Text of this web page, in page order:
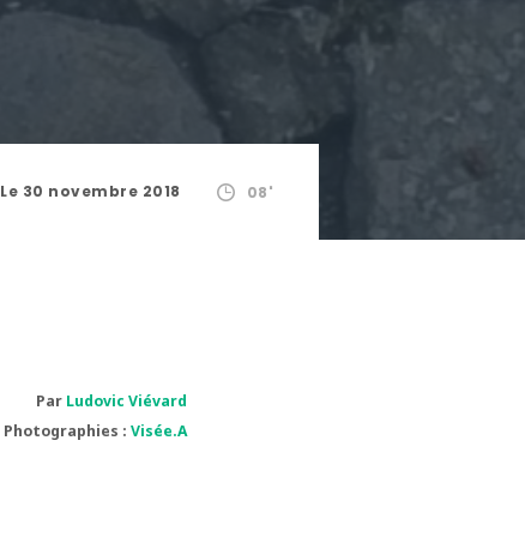
Par Ludovic Viévard
Photographies : Visée.A
08'
Le 30 novembre 2018